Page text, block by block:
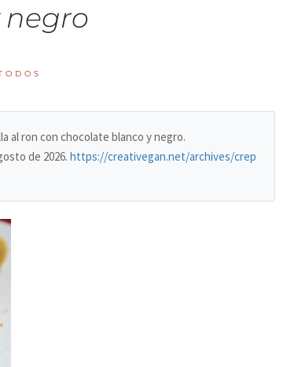
al ron con chocolate blanco y negro.
de 2026. https://creativegan.net/archives/crep